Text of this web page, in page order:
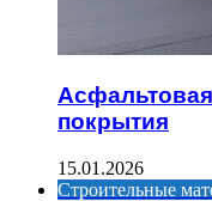
покрытия
15.01.2026
Строительные